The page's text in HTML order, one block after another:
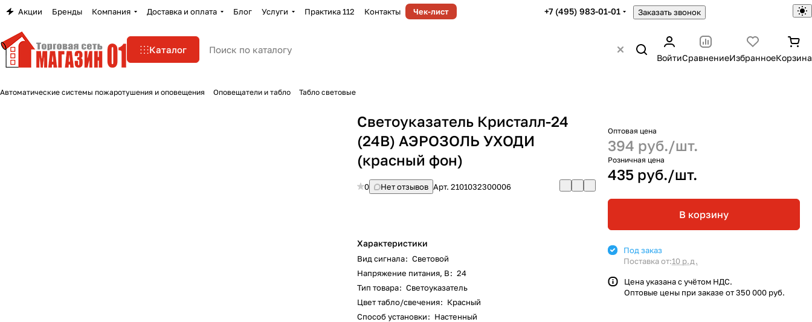
Акции Бренды Компания Доставка и оплата Блог Услуги Практика 112 Контакты Чек-лист +7 (495) 983-01-01 Заказать звонок
Каталог
ВойтиСравнениеИзбранноеКорзина
Автоматические системы пожаротушения и оповещения Оповещатели и табло Табло световые
Светоуказатель Кристалл-24
(24В) АЭРОЗОЛЬ УХОДИ
(красный фон)
0 Нет отзывов Арт.2101032300006
Характеристики
Вид сигнала: Световой
Напряжение питания, В: 24
Тип товара: Светоуказатель
Цвет табло/свечения: Красный
Способ установки: Настенный
Оптовая цена
394 руб./шт.
Розничная цена
435 руб./шт.
В корзину
Под заказ
Поставка от:10 р.д.
Цена указана с учётом НДС.
Оптовые цены при заказе от 350 000 руб.